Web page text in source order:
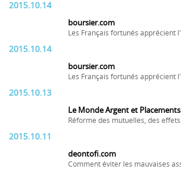
2015.10.14
boursier.com
Les Français fortunés apprécient
2015.10.14
boursier.com
Les Français fortunés apprécient
2015.10.13
Le Monde Argent et Placements
Réforme des mutuelles, des
2015.10.11
deontofi.com
Comment éviter les mauvaises